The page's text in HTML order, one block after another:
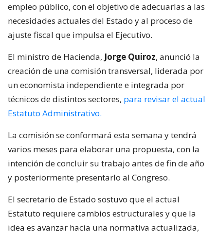
empleo público, con el objetivo de adecuarlas a las
necesidades actuales del Estado y al proceso de
ajuste fiscal que impulsa el Ejecutivo.
El ministro de Hacienda, Jorge Quiroz, anunció la
creación de una comisión transversal, liderada por
un economista independiente e integrada por
técnicos de distintos sectores, para revisar el actual
Estatuto Administrativo.
La comisión se conformará esta semana y tendrá
varios meses para elaborar una propuesta, con la
intención de concluir su trabajo antes de fin de año
y posteriormente presentarlo al Congreso.
El secretario de Estado sostuvo que el actual
Estatuto requiere cambios estructurales y que la
idea es avanzar hacia una normativa actualizada,